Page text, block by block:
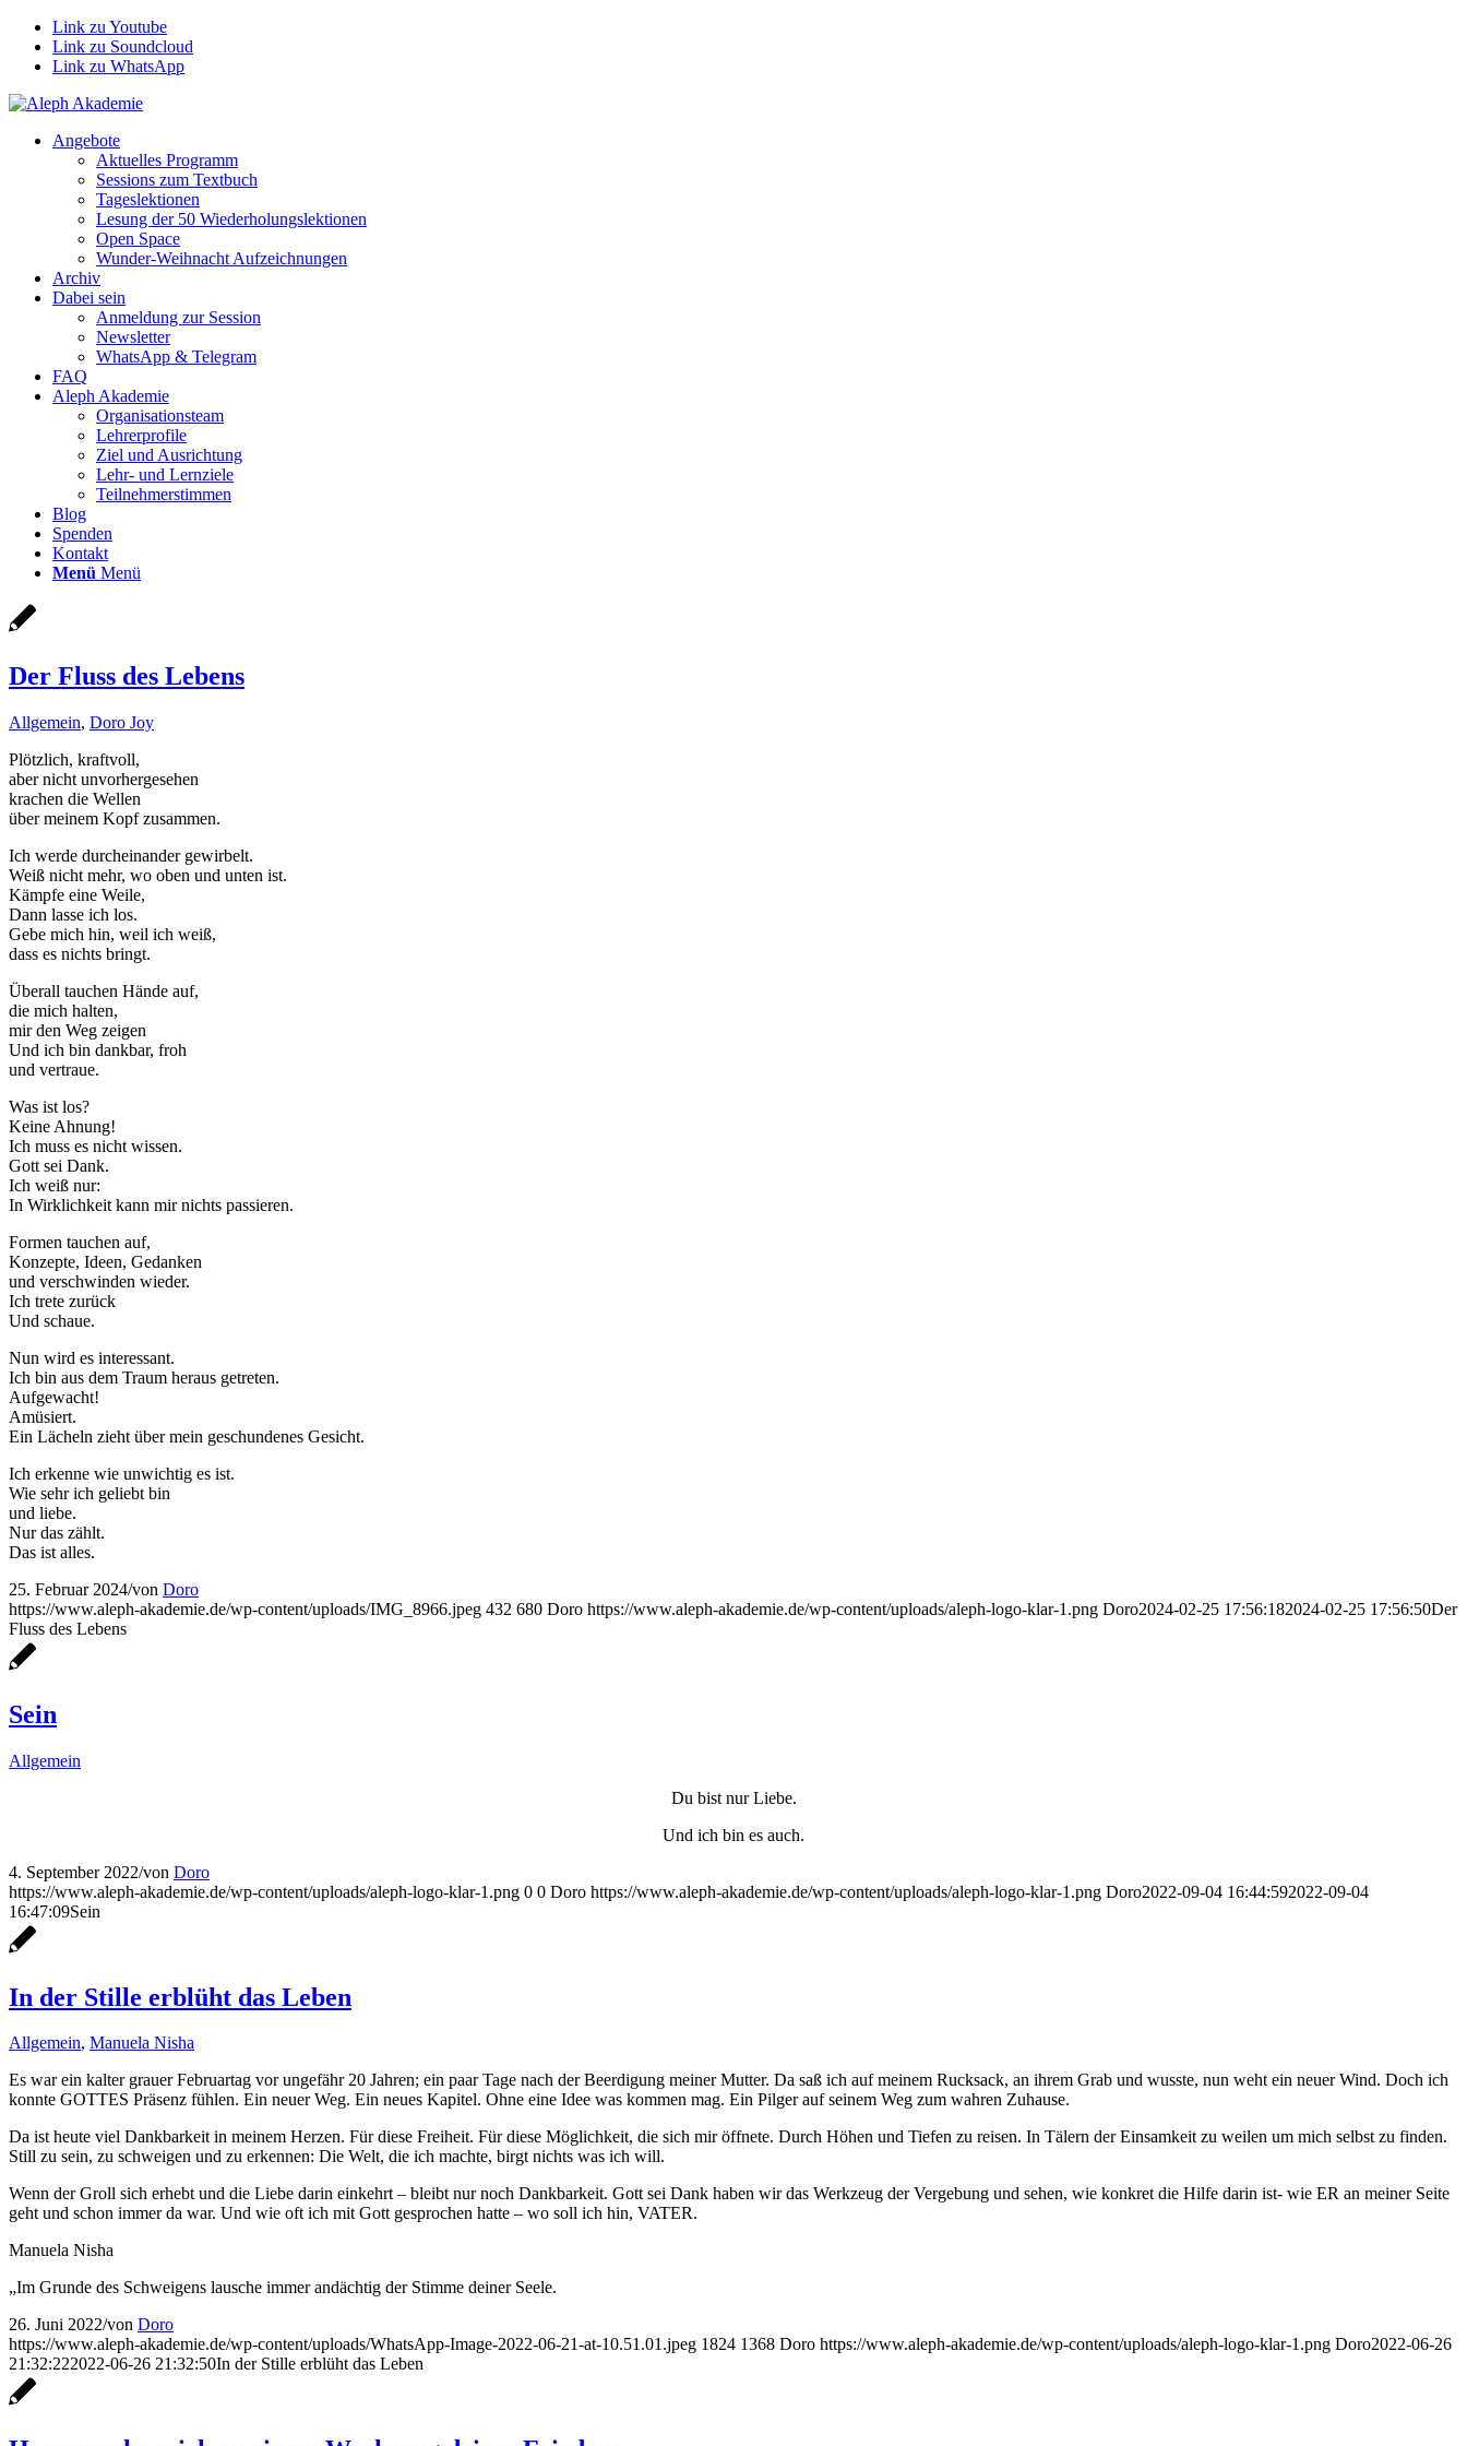
Link zu Youtube
Link zu Soundcloud
Link zu WhatsApp
Angebote
Aktuelles Programm
Sessions zum Textbuch
Tageslektionen
Lesung der 50 Wiederholungslektionen
Open Space
Wunder-Weihnacht Aufzeichnungen
Archiv
Dabei sein
Anmeldung zur Session
Newsletter
WhatsApp & Telegram
FAQ
Aleph Akademie
Organisationsteam
Lehrerprofile
Ziel und Ausrichtung
Lehr- und Lernziele
Teilnehmerstimmen
Blog
Spenden
Kontakt
Menü Menü
Der Fluss des Lebens
Allgemein, Doro Joy
Plötzlich, kraftvoll,
aber nicht unvorhergesehen
krachen die Wellen
über meinem Kopf zusammen.
Ich werde durcheinander gewirbelt.
Weiß nicht mehr, wo oben und unten ist.
Kämpfe eine Weile,
Dann lasse ich los.
Gebe mich hin, weil ich weiß,
dass es nichts bringt.
Überall tauchen Hände auf,
die mich halten,
mir den Weg zeigen
Und ich bin dankbar, froh
und vertraue.
Was ist los?
Keine Ahnung!
Ich muss es nicht wissen.
Gott sei Dank.
Ich weiß nur:
In Wirklichkeit kann mir nichts passieren.
Formen tauchen auf,
Konzepte, Ideen, Gedanken
und verschwinden wieder.
Ich trete zurück
Und schaue.
Nun wird es interessant.
Ich bin aus dem Traum heraus getreten.
Aufgewacht!
Amüsiert.
Ein Lächeln zieht über mein geschundenes Gesicht.
Ich erkenne wie unwichtig es ist.
Wie sehr ich geliebt bin
und liebe.
Nur das zählt.
Das ist alles.
25. Februar 2024/von Doro
https://www.aleph-akademie.de/wp-content/uploads/IMG_8966.jpeg 432 680 Doro https://www.aleph-akademie.de/wp-content/uploads/aleph-logo-klar-1.png Doro2024-02-25 17:56:182024-02-25 17:56:50Der
Fluss des Lebens
Sein
Allgemein
Du bist nur Liebe.
Und ich bin es auch.
4. September 2022/von Doro
https://www.aleph-akademie.de/wp-content/uploads/aleph-logo-klar-1.png 0 0 Doro https://www.aleph-akademie.de/wp-content/uploads/aleph-logo-klar-1.png Doro2022-09-04 16:44:592022-09-04
16:47:09Sein
In der Stille erblüht das Leben
Allgemein, Manuela Nisha
Es war ein kalter grauer Februartag vor ungefähr 20 Jahren; ein paar Tage nach der Beerdigung meiner Mutter. Da saß ich auf meinem Rucksack, an ihrem Grab und wusste, nun weht ein neuer Wind. Doch ich
konnte GOTTES Präsenz fühlen. Ein neuer Weg. Ein neues Kapitel. Ohne eine Idee was kommen mag. Ein Pilger auf seinem Weg zum wahren Zuhause.
Da ist heute viel Dankbarkeit in meinem Herzen. Für diese Freiheit. Für diese Möglichkeit, die sich mir öffnete. Durch Höhen und Tiefen zu reisen. In Tälern der Einsamkeit zu weilen um mich selbst zu finden.
Still zu sein, zu schweigen und zu erkennen: Die Welt, die ich machte, birgt nichts was ich will.
Wenn der Groll sich erhebt und die Liebe darin einkehrt – bleibt nur noch Dankbarkeit. Gott sei Dank haben wir das Werkzeug der Vergebung und sehen, wie konkret die Hilfe darin ist- wie ER an meiner Seite
geht und schon immer da war. Und wie oft ich mit Gott gesprochen hatte – wo soll ich hin, VATER.
Manuela Nisha
„Im Grunde des Schweigens lausche immer andächtig der Stimme deiner Seele.
26. Juni 2022/von Doro
https://www.aleph-akademie.de/wp-content/uploads/WhatsApp-Image-2022-06-21-at-10.51.01.jpeg 1824 1368 Doro https://www.aleph-akademie.de/wp-content/uploads/aleph-logo-klar-1.png Doro2022-06-26
21:32:222022-06-26 21:32:50In der Stille erblüht das Leben